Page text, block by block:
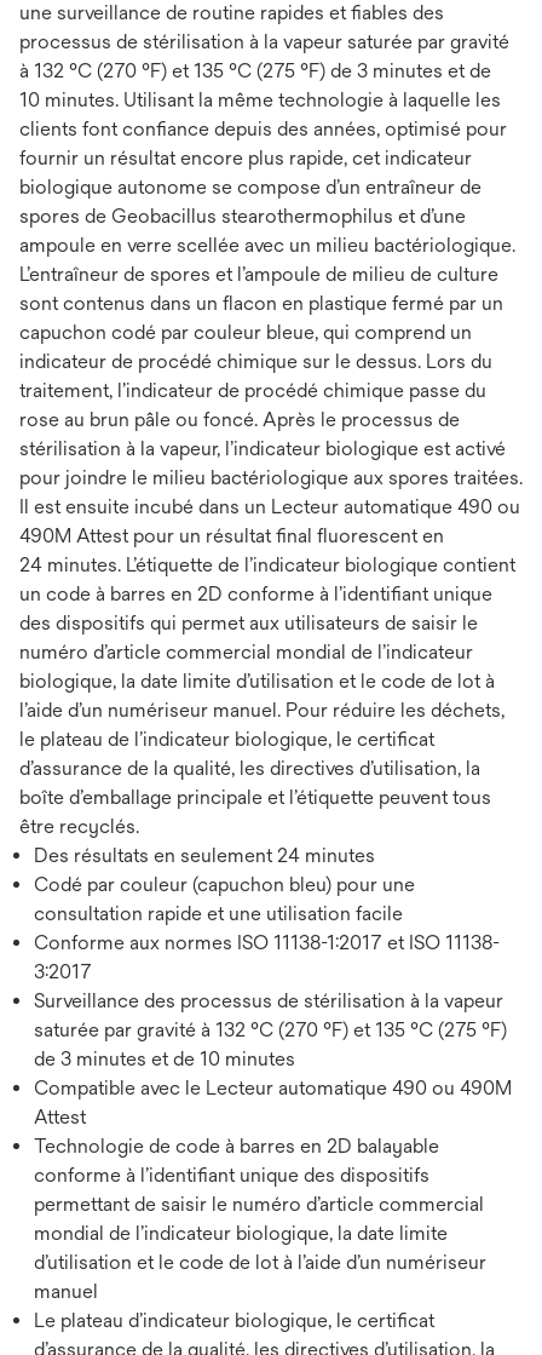
une surveillance de routine rapides et fiables des
processus de stérilisation à la vapeur saturée par gravité
à 132 °C (270 °F) et 135 °C (275 °F) de 3 minutes et de
10 minutes. Utilisant la même technologie à laquelle les
clients font confiance depuis des années, optimisé pour
fournir un résultat encore plus rapide, cet indicateur
biologique autonome se compose d’un entraîneur de
spores de Geobacillus stearothermophilus et d’une
ampoule en verre scellée avec un milieu bactériologique.
L’entraîneur de spores et l’ampoule de milieu de culture
sont contenus dans un flacon en plastique fermé par un
capuchon codé par couleur bleue, qui comprend un
indicateur de procédé chimique sur le dessus. Lors du
traitement, l’indicateur de procédé chimique passe du
rose au brun pâle ou foncé. Après le processus de
stérilisation à la vapeur, l’indicateur biologique est activé
pour joindre le milieu bactériologique aux spores traitées.
Il est ensuite incubé dans un Lecteur automatique 490 ou
490M Attest pour un résultat final fluorescent en
24 minutes. L’étiquette de l’indicateur biologique contient
un code à barres en 2D conforme à l’identifiant unique
des dispositifs qui permet aux utilisateurs de saisir le
numéro d’article commercial mondial de l’indicateur
biologique, la date limite d’utilisation et le code de lot à
l’aide d’un numériseur manuel. Pour réduire les déchets,
le plateau de l’indicateur biologique, le certificat
d’assurance de la qualité, les directives d’utilisation, la
boîte d’emballage principale et l’étiquette peuvent tous
être recyclés.
Des résultats en seulement 24 minutes
Codé par couleur (capuchon bleu) pour une
consultation rapide et une utilisation facile
Conforme aux normes ISO 11138-1:2017 et ISO 11138-
3:2017
Surveillance des processus de stérilisation à la vapeur
saturée par gravité à 132 °C (270 °F) et 135 °C (275 °F)
de 3 minutes et de 10 minutes
Compatible avec le Lecteur automatique 490 ou 490M
Attest
Technologie de code à barres en 2D balayable
conforme à l’identifiant unique des dispositifs
permettant de saisir le numéro d’article commercial
mondial de l’indicateur biologique, la date limite
d’utilisation et le code de lot à l’aide d’un numériseur
manuel
Le plateau d’indicateur biologique, le certificat
d’assurance de la qualité, les directives d’utilisation, la